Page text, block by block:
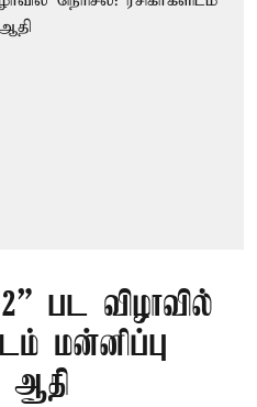
பட விழாவில்
மன்னிப்பு
ஆதி